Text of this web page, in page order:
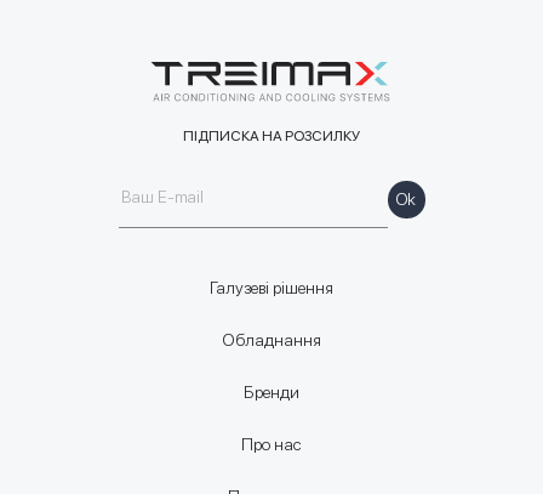
Галузеві рішення
Обладнання
Бренди
Про нас
ПІДПИСКА НА РОЗСИЛКУ